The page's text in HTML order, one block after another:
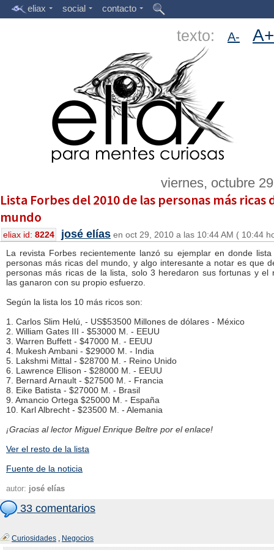
eliax social contacto
texto: A- A+
viernes, octubre
Lista Forbes del 2010 de las personas más ricas
mundo
eliax id: 8224 josé elías en oct 29, 2010 a las 10:44 AM ( 10:44
La revista Forbes recientemente lanzó su ejemplar en donde
personas más ricas del mundo, y algo interesante a notar es que
personas más ricas de la lista, solo 3 heredaron sus fortunas y el
las ganaron con su propio esfuerzo.
Según la lista los 10 más ricos son:
1. Carlos Slim Helú, - US$53500 Millones de dólares - México
2. William Gates III - $53000 M. - EEUU
3. Warren Buffett - $47000 M. - EEUU
4. Mukesh Ambani - $29000 M. - India
5. Lakshmi Mittal - $28700 M. - Reino Unido
6. Lawrence Ellison - $28000 M. - EEUU
7. Bernard Arnault - $27500 M. - Francia
8. Eike Batista - $27000 M. - Brasil
9. Amancio Ortega $25000 M. - España
10. Karl Albrecht - $23500 M. - Alemania
¡Gracias al lector Miguel Enrique Beltre por el enlace!
Ver el resto de la lista
Fuente de la noticia
autor: josé elías
33 comentarios
Curiosidades , Negocios